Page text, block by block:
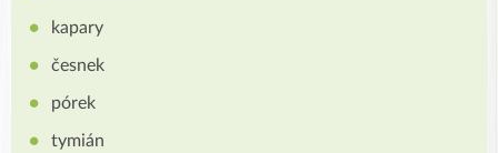
kapary
česnek
pórek
tymián